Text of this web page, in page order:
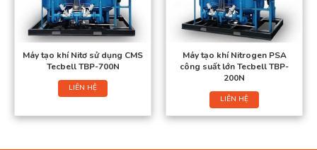
Máy tạo khí Nitơ sử dụng CMS
Tecbell TBP-700N
LIÊN HỆ
Máy tạo khí Nitrogen PSA
công suất lớn Tecbell TBP-
200N
LIÊN HỆ